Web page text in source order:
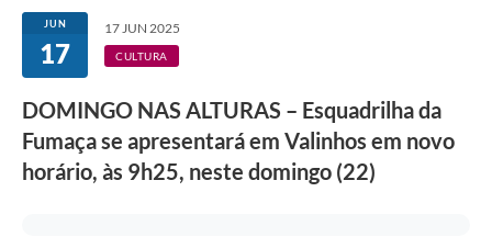
Secretarias
Atos Oficiais
Transparência
Programa Famílias Fortes
JUN
17
17 JUN 2025
CULTURA
DOMINGO NAS ALTURAS – Esquadrilha da
Fumaça se apresentará em Valinhos em novo
horário, às 9h25, neste domingo (22)